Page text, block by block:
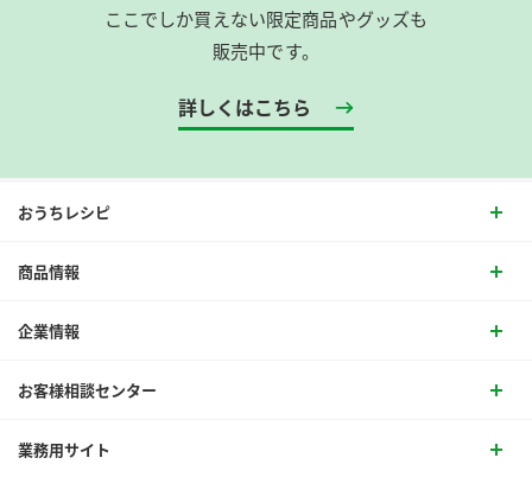
ここでしか買えない限定商品やグッズも
販売中です。
詳しくはこちら
おうちレシピ
商品情報
企業情報
お客様相談センター
業務用サイト